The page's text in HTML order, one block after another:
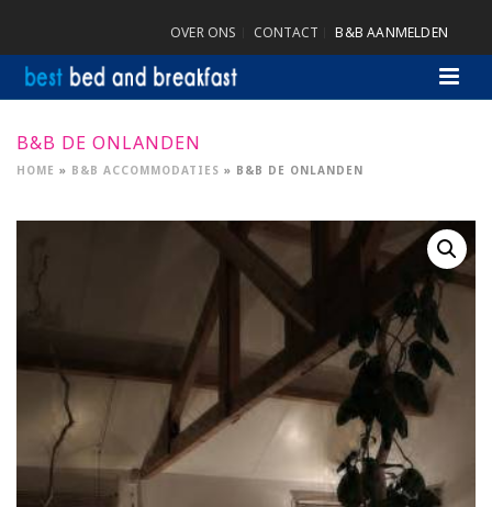
OVER ONS CONTACT B&B AANMELDEN
B&B DE ONLANDEN
HOME » B&B ACCOMMODATIES » B&B DE ONLANDEN